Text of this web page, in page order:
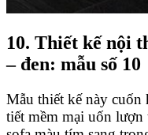
10. Thiết kế nội
– đen: mẫu số 10
Mẫu thiết kế này
tiết mềm mại uốn